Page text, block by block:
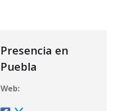
Presencia en
Puebla
Web: